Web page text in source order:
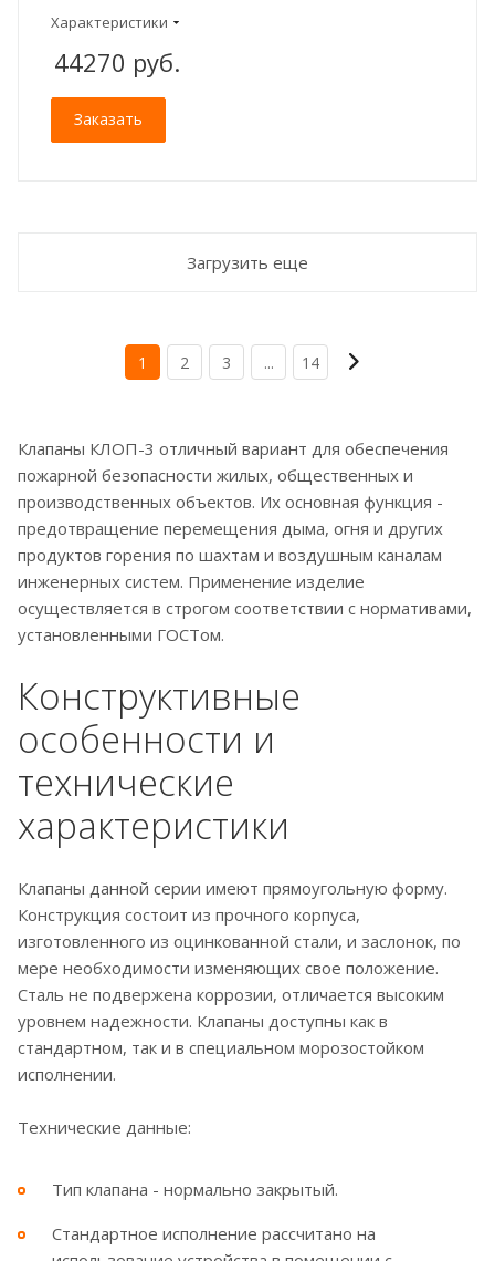
Характеристики
44270 руб.
Заказать
Загрузить еще
1 2 3 ... 14
Клапаны КЛОП-3 отличный вариант для обеспечения
пожарной безопасности жилых, общественных и
производственных объектов. Их основная функция -
предотвращение перемещения дыма, огня и других
продуктов горения по шахтам и воздушным каналам
инженерных систем. Применение изделие
осуществляется в строгом соответствии с нормативами,
установленными ГОСТом.
Конструктивные
особенности и
технические
характеристики
Клапаны данной серии имеют прямоугольную форму.
Конструкция состоит из прочного корпуса,
изготовленного из оцинкованной стали, и заслонок, по
мере необходимости изменяющих свое положение.
Сталь не подвержена коррозии, отличается высоким
уровнем надежности. Клапаны доступны как в
стандартном, так и в специальном морозостойком
исполнении.
Технические данные:
Тип клапана - нормально закрытый.
Стандартное исполнение рассчитано на